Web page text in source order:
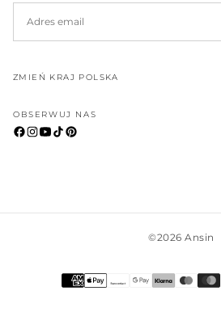
EMAIL
ZMIEŃ KRAJ POLSKA
OBSERWUJ NAS
©2026 Ansin
Metody